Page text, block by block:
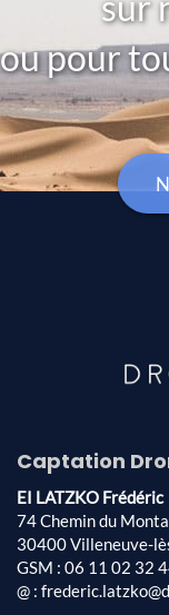
ou pour
Captation
EI LATZKO Frédéric
74 Chemin du
30400 Villeneuve-
GSM : 06 11 02 32
@ :